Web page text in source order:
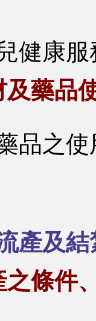
康服
藥品
品之
及結
條件